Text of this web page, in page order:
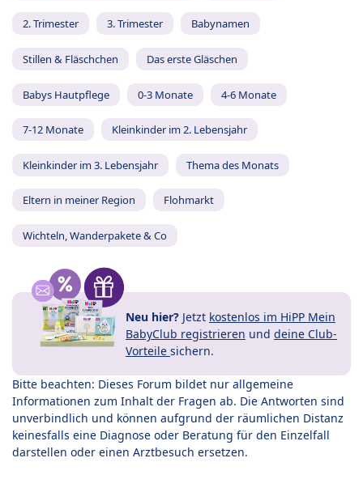
2. Trimester 3. Trimester Babynamen
Stillen & Fläschchen Das erste Gläschen
Babys Hautpflege 0-3 Monate 4-6 Monate
7-12 Monate Kleinkinder im 2. Lebensjahr
Kleinkinder im 3. Lebensjahr Thema des Monats
Eltern in meiner Region Flohmarkt
Wichteln, Wanderpakete & Co
Neu hier? Jetzt kostenlos im HiPP Mein
BabyClub registrieren und deine Club-
Vorteile sichern.
Bitte beachten: Dieses Forum bildet nur allgemeine
Informationen zum Inhalt der Fragen ab. Die Antworten sind
unverbindlich und können aufgrund der räumlichen Distanz
keinesfalls eine Diagnose oder Beratung für den Einzelfall
darstellen oder einen Arztbesuch ersetzen.